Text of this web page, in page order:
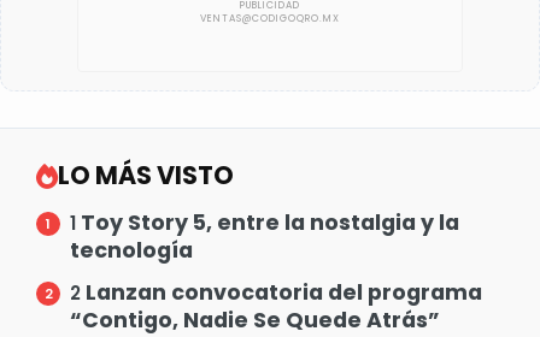
LO MÁS VISTO
1 Toy Story 5, entre la nostalgia y la
tecnología
2 Lanzan convocatoria del programa
“Contigo, Nadie Se Quede Atrás”